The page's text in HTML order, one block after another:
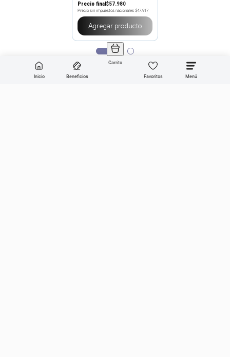
Inicio Beneficios
Carrito
Favoritos
Precio final$57.980
Precio sin impuestos nacionales $47.917
Agregar producto